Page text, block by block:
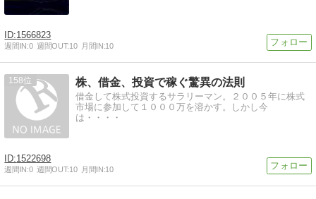
1566823
週間IN:0 週間OUT:10 月間IN:10
158 株、借金、投資で稼ぐ驚異の法則
借金して株式投資するサラリーマン。２００５年に株式
市場に参加して１０００万を溶かす。しかし今
は・・・・
1522698
週間IN:0 週間OUT:10 月間IN:10